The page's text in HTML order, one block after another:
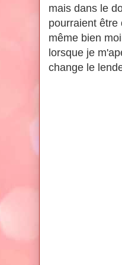
mais dans le
pourraient être
même bien
lorsque je
change le